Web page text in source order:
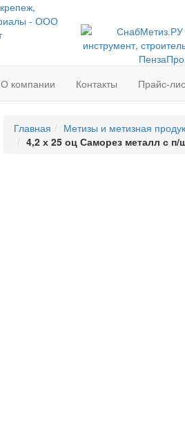
О компании Контакты Прайс-
Главная Метизы и метизная
4,2 х 25 оц Саморез металл с